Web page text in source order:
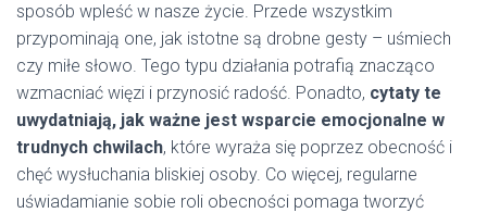
sposób wpleść w nasze życie. Przede wszystkim
przypominają one, jak istotne są drobne gesty – uśmiech
czy miłe słowo. Tego typu działania potrafią znacząco
wzmacniać więzi i przynosić radość. Ponadto, cytaty te
uwydatniają, jak ważne jest wsparcie emocjonalne w
trudnych chwilach, które wyraża się poprzez obecność i
chęć wysłuchania bliskiej osoby. Co więcej, regularne
uświadamianie sobie roli obecności pomaga tworzyć